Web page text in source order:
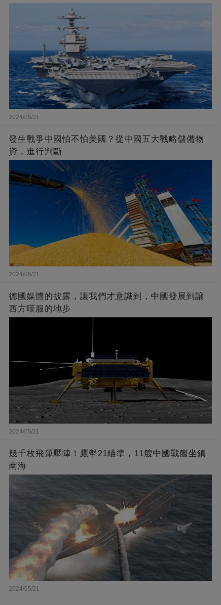
2024/05/21
發生戰爭中國怕不怕美國？從中國五大戰略儲備物
資，進行判斷
2024/05/21
德國媒體的披露，讓我們才意識到，中國發展到讓
西方嘆服的地步
2024/05/21
幾千枚飛彈壓陣！鷹擊21瞄準，11艘中國戰艦坐鎮
南海
2024/05/21